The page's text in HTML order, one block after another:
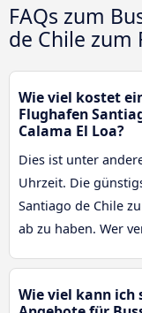
FAQs zum
de Chile zum
Wie viel kostet
Flughafen
Calama El Loa?
Dies ist unter
Uhrzeit. Die
Santiago de Chile
ab zu haben. Wer
Wie viel kann ich